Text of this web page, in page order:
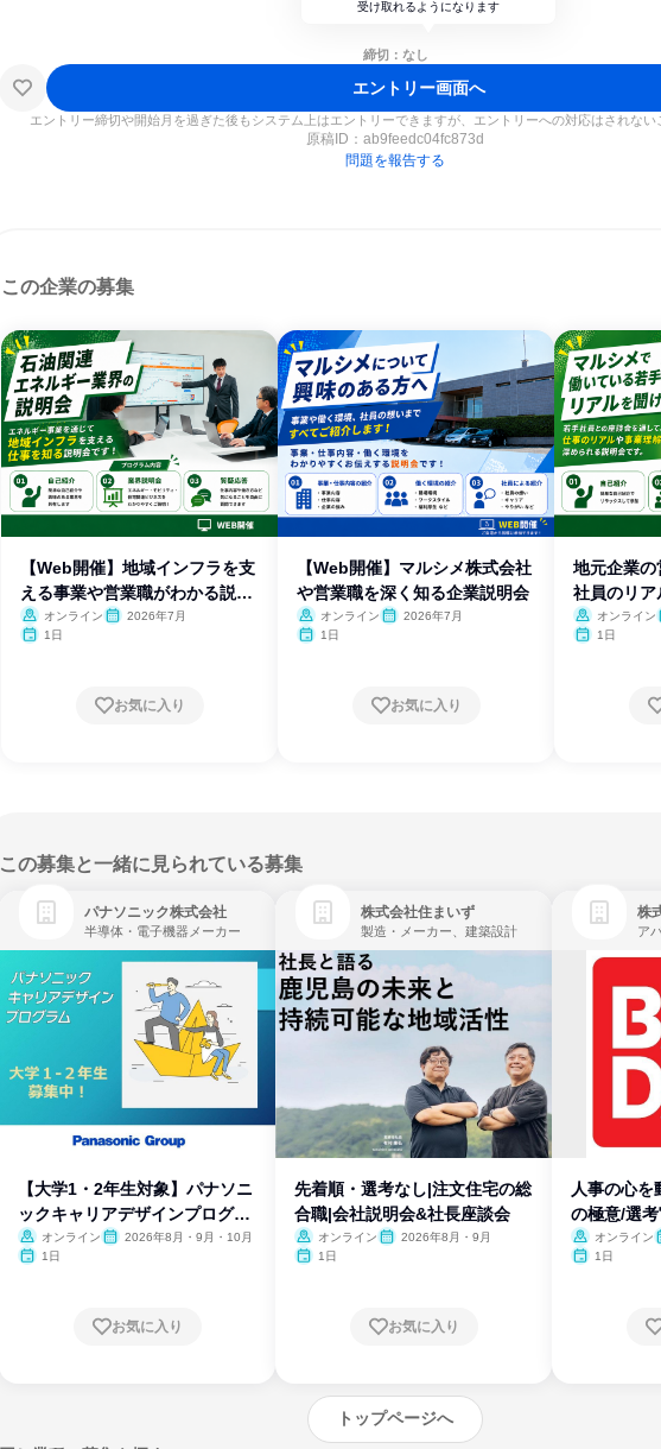
受け取れるようになります
締切：なし
エントリー画面へ
エントリー締切や開始月を過ぎた後もシステム上はエントリーできますが、エントリーへの対応はされない
原稿ID： ab9feedc04fc873d
問題を報告する
この企業の募集
【Web開催】地域インフラを支
える事業や営業職がわかる説明
会
オンライン
2026年7月
1日
お気に入り
【Web開催】マルシメ株式会社
や営業職を深く知る企業説明会
オンライン
2026年7月
1日
お気に入り
地元企業の
社員のリア
会
オンライン
1日
この募集と一緒に見られている募集
パナソニック株式会社
半導体・電子機器メーカー
【大学1・2年生対象】パナソニ
ックキャリアデザインプログラ
ム
オンライン
2026年8月・9月・10月
1日
お気に入り
株式会社住まいず
製造・メーカー、建築設計
先着順・選考なし|注文住宅の総
合職|会社説明会&社長座談会
オンライン
2026年8月・9月
1日
お気に入り
株
人事の心を
の極意/選
開
オンライン
1日
トップページへ